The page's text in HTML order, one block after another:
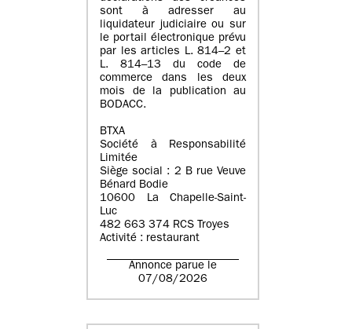
sont à adresser au
liquidateur judiciaire ou sur
le portail électronique prévu
par les articles L. 814–2 et
L. 814–13 du code de
commerce dans les deux
mois de la publication au
BODACC.
BTXA
Société à Responsabilité
Limitée
Siège social : 2 B rue Veuve
Bénard Bodie
10600 La Chapelle-Saint-
Luc
482 663 374 RCS Troyes
Activité : restaurant
Annonce parue le
07/08/2026